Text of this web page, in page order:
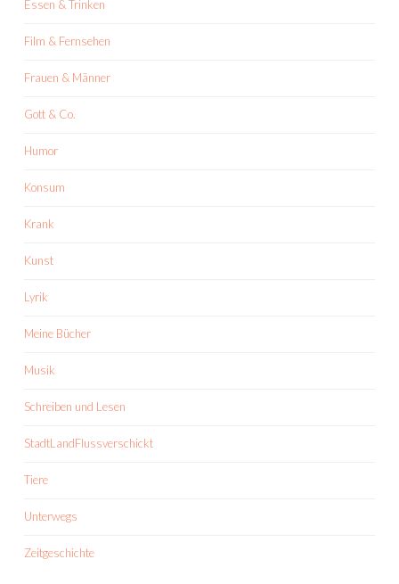
Essen & Trinken
Film & Fernsehen
Frauen & Männer
Gott & Co.
Humor
Konsum
Krank
Kunst
Lyrik
Meine Bücher
Musik
Schreiben und Lesen
StadtLandFlussverschickt
Tiere
Unterwegs
Zeitgeschichte